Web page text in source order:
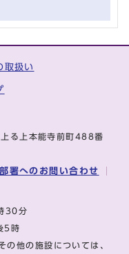
取扱い
る上本能寺前町488番
署へのお問い合わせ
時30分
5時
の他の施設については、